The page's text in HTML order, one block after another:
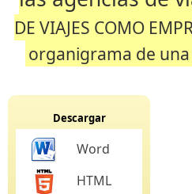
DE VIAJES COMO
organigrama de
Descargar
Word
HTML